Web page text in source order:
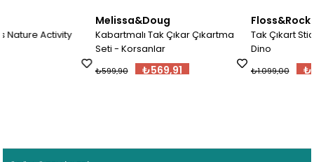
Melissa&Doug
Kabartmalı Tak Çıkar Çıkartma
₺569,91
Tak Çıkart Sticker Oyun
₺700,00
₺1.099,00